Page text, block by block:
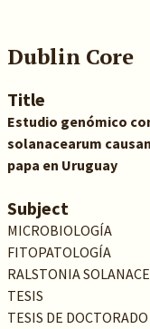
Dublin Core
Title
Estudio genómico
solanacearum
papa en Uruguay
Subject
MICROBIOLOGÍA
FITOPATOLOGÍA
RALSTONIA
TESIS
TESIS DE DOCTORADO